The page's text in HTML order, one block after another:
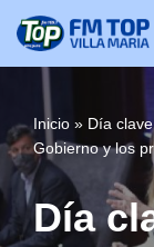
Inicio » Día
Gobierno y los
Día